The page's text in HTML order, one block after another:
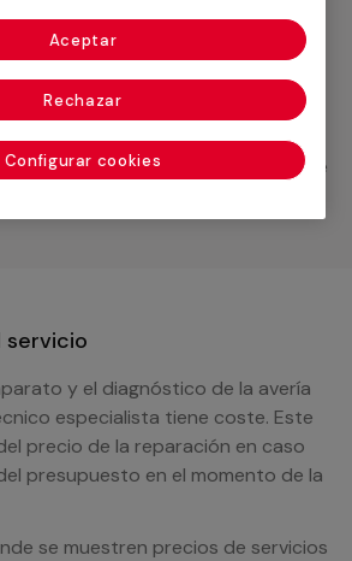
MULTIMAP
servicio a medida
necesites: materiales,
etc. Cuéntanos que
llamemos.
servicio
y el diagnóstico de la avería
especialista tiene coste. Este
precio de la reparación en caso
presupuesto en el momento de la
se muestren precios de servicios
Configurar cookies
Rechazar
Aceptar